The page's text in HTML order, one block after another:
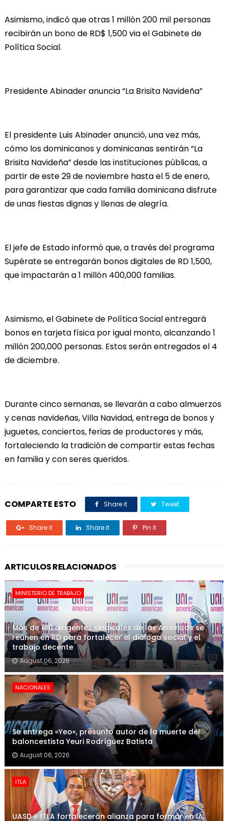
Asimismo, indicó que otras 1 millón 200 mil personas
recibirán un bono de RD$ 1,500 via el Gabinete de
Política Social.
Presidente Abinader anuncia “La Brisita Navideña”
El presidente Luis Abinader anunció, una vez más,
cómo los dominicanos y dominicanas sentirán “La
Brisita Navideña” desde las instituciones públicas, a
partir de este 29 de noviembre hasta el 5 de enero,
para garantizar que cada familia dominicana disfrute
de unas fiestas dignas y llenas de alegría.
El jefe de Estado informó que, a través del programa
Supérate se entregarán bonos digitales de RD 1,500,
que impactarán a 1 millón 400,000 familias.
Asimismo, el Gabinete de Política Social entregará
bonos en tarjeta física por igual monto, alcanzando 1
millón 200,000 personas. Estos serán entregados el 4
de diciembre.
Durante cinco semanas, se llevarán a cabo almuerzos
y cenas navideñas, Villa Navidad, entrega de bonos y
juguetes, conciertos, ferias de productores y más,
fortaleciendo la tradición de compartir estas fechas
en familia y con seres queridos.
COMPARTE ESTO Share it Tweet
Share it Share it Pin it
ARTICULOS RELACIONADOS
MINISTERIO DE TRABAJO
Más de 180 dirigentes sindicales de las Américas se
reúnen en RD para fortalecer el diálogo social y el
trabajo decente
August 06, 2026
NACIONALES
Se entrega «Yeo», presunto autor de la muerte del
baloncestista Yeuri Rodríguez Batista
August 06, 2026
ITLA
UASD e ITLA fortalecerán alianza para formar en IA,